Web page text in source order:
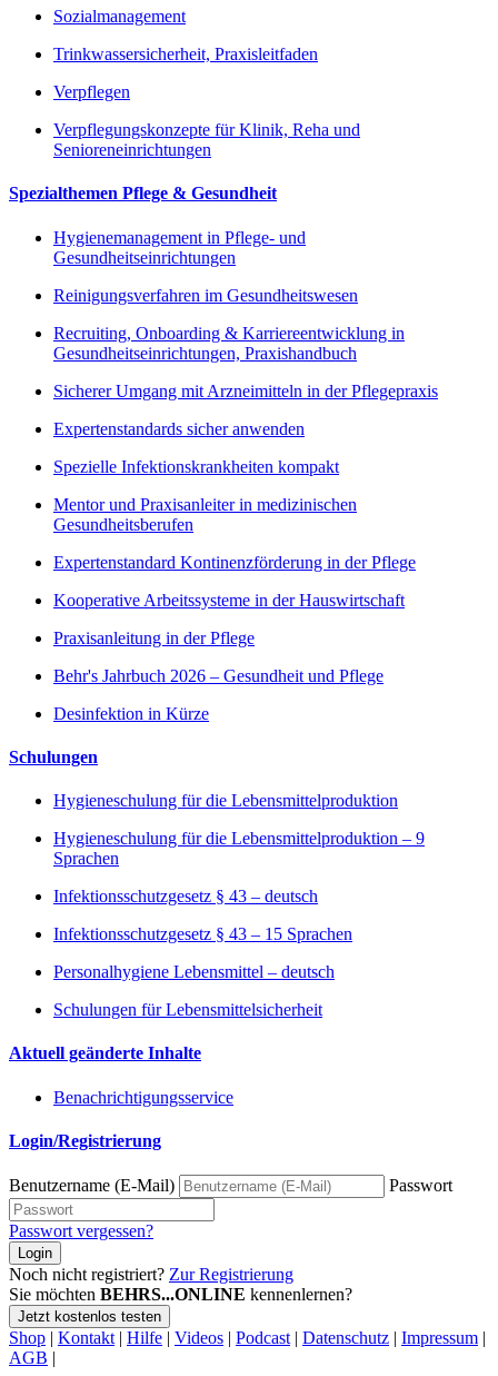
Sozialmanagement
Trinkwassersicherheit, Praxisleitfaden
Verpflegen
Verpflegungskonzepte für Klinik, Reha und
Senioreneinrichtungen
Spezialthemen Pflege & Gesundheit
Hygienemanagement in Pflege- und
Gesundheitseinrichtungen
Reinigungsverfahren im Gesundheitswesen
Recruiting, Onboarding & Karriereentwicklung in
Gesundheitseinrichtungen, Praxishandbuch
Sicherer Umgang mit Arzneimitteln in der Pflegepraxis
Expertenstandards sicher anwenden
Spezielle Infektionskrankheiten kompakt
Mentor und Praxisanleiter in medizinischen
Gesundheitsberufen
Expertenstandard Kontinenzförderung in der Pflege
Kooperative Arbeitssysteme in der Hauswirtschaft
Praxisanleitung in der Pflege
Behr's Jahrbuch 2026 – Gesundheit und Pflege
Desinfektion in Kürze
Schulungen
Hygieneschulung für die Lebensmittelproduktion
Hygieneschulung für die Lebensmittelproduktion – 9
Sprachen
Infektionsschutzgesetz § 43 – deutsch
Infektionsschutzgesetz § 43 – 15 Sprachen
Personalhygiene Lebensmittel – deutsch
Schulungen für Lebensmittelsicherheit
Aktuell geänderte Inhalte
Benachrichtigungsservice
Login/Registrierung
Benutzername (E-Mail) Passwort
Passwort vergessen?
Login
Noch nicht registriert? Zur Registrierung
Sie möchten BEHRS...ONLINE kennenlernen?
Jetzt kostenlos testen
Shop | Kontakt | Hilfe | Videos | Podcast | Datenschutz | Impressum |
AGB |